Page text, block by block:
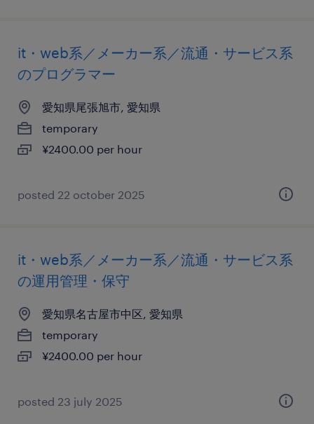
it・web系／メーカー系／流通・サービス系
のプログラマー
愛知県尾張旭市, 愛知県
temporary
¥2400.00 per hour
posted 22 october 2025
it・web系／メーカー系／流通・サービス系
の運用管理・保守
愛知県名古屋市中区, 愛知県
temporary
¥2400.00 per hour
posted 23 july 2025